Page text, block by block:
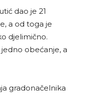
dao je 21
a od toga je
djelimično.
obećanje, a
gradonačelnika